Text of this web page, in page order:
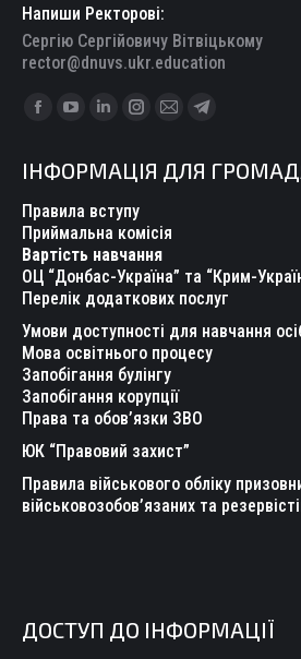
Напиши Ректорові:
Сергію Сергійовичу Вітвіцькому
rector@dnuvs.ukr.education
Find us on:
Facebook
opens
in
new
window
YouTube
opens
in
new
window
Linkedin
opens
in
new
window
Instagram
opens
in
new
window
Mail
opens
new
Telegram
opens
ІНФОРМАЦІЯ ДЛЯ
Правила вступу
Приймальна комісія
Вартість навчання
ОЦ “Донбас-Україна” та “Крим-
Перелік додаткових послуг
Умови доступності для навчання
Мова освітнього процесу
Запобігання булінгу
Запобігання корупції
Права та обов’язки ЗВО
ЮК “Правовий захист”
Правила військового обліку
військовозобов’язаних та
ДОСТУП ДО ІНФОРМАЦІЇ